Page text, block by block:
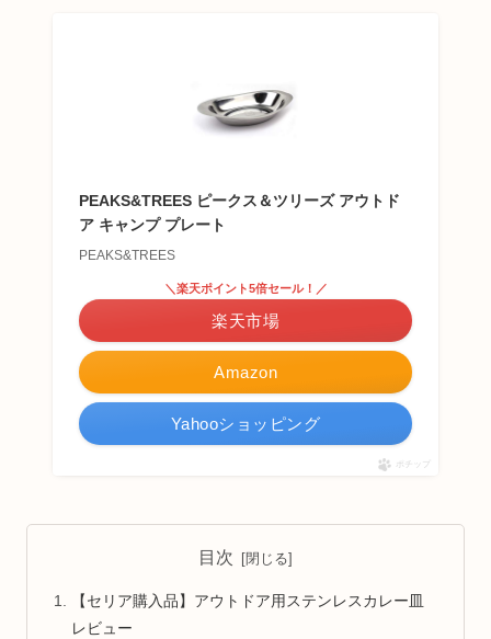
PEAKS&TREES ピークス＆ツリーズ アウトド
ア キャンプ プレート
PEAKS&TREES
Amazon
＼楽天ポイント5倍セール！／
楽天市場
Yahooショッピング
ポチップ
目次
【セリア購入品】アウトドア用ステンレスカレー皿
レビュー